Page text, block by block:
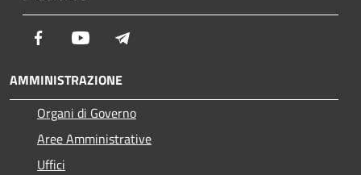
Facebook Youtube
AMMINISTRAZIONE
Organi di Governo
Aree Amministrative
Uffici